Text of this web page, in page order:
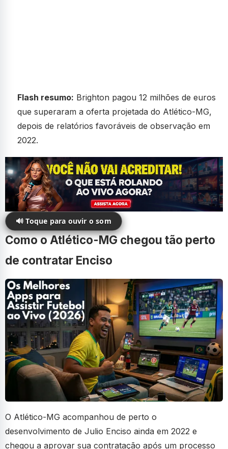
Flash resumo: Brighton pagou 12 milhões de euros
que superaram a oferta projetada do Atlético-MG,
depois de relatórios favoráveis de observação em
2022.
🔊 Toque para ouvir o som
Como o Atlético-MG chegou tão perto
de contratar Enciso
O Atlético-MG acompanhou de perto o
desenvolvimento de Julio Enciso ainda em 2022 e
chegou a aprovar sua contratação após um processo